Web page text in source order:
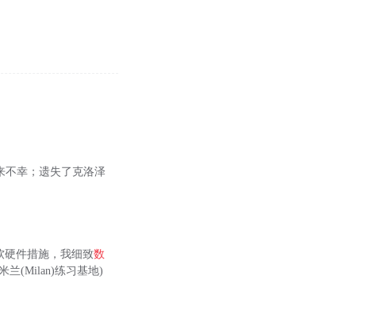
不幸；遗失了克洛泽
硬件措施，我细致数
兰(Milan)练习基地)